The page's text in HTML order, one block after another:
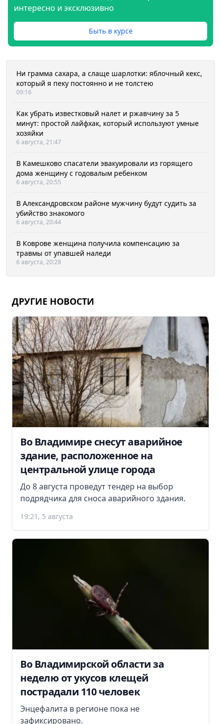
интересно и эксклюзивно
Быть в курсе
Ни грамма сахара, а слаще шарлотки: яблочный кекс,
который я пеку постоянно и не толстею
09:16
Как убрать известковый налет и ржавчину за 5
минут: простой лайфхак, который используют умные
хозяйки
6 августа, 21:47
В Камешково спасатели эвакуировали из горящего
дома женщину с годовалым ребенком
6 августа, 20:55
В Александровском районе мужчину будут судить за
убийство знакомого
6 августа, 20:44
В Коврове женщина получила компенсацию за
травмы от упавшей наледи
6 августа, 20:28
ДРУГИЕ НОВОСТИ
Во Владимире снесут аварийное
здание, расположенное на
центральной улице города
До 8 августа проведут тендер на выбор
подрядчика для сноса аварийного здания.
19:21, 5 августа
Во Владимирской области за
неделю от укусов клещей
пострадали 110 человек
Энцефалита в регионе пока не
зафиксировано.